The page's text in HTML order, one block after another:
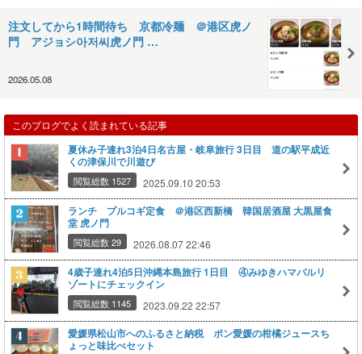
注文してから1時間待ち 京都冷麺 ＠港区虎ノ
門 アジョシ아저씨虎ノ門 …
2026.05.08
このブログでよく読まれている記事
夏休み子連れ3泊4日名古屋・岐阜旅行 3日目 道の駅平成近
くの津保川で川遊び
閲覧総数 1527 2025.09.10 20:53
ランチ プルコギ定食 ＠港区西新橋 韓国居酒屋 大黒屋食
堂 虎ノ門
閲覧総数 29 2026.08.07 22:46
4歳子連れ4泊5日沖縄本島旅行 1日目 ④みゆきハマバルリ
ゾートにチェックイン
閲覧総数 1145 2023.09.22 22:57
愛媛県松山市へのふるさと納税 ポン愛媛の柑橘ジュースち
ょっと味比べセット